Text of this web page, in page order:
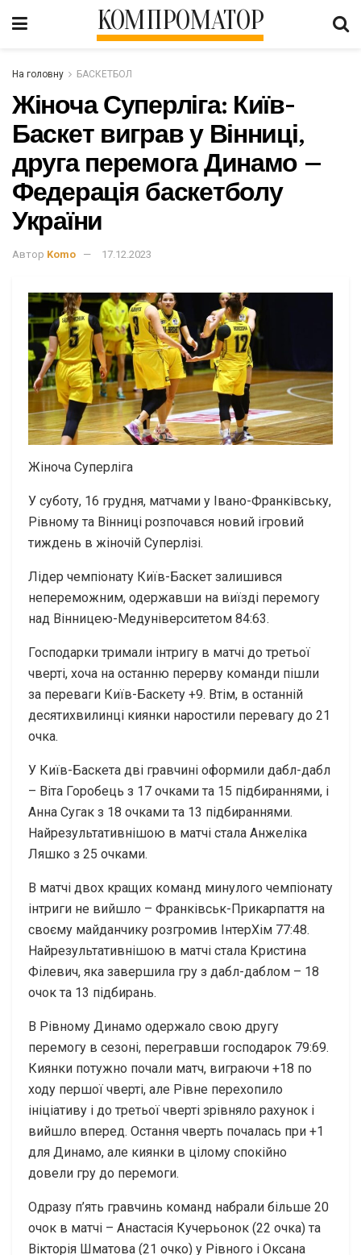
КОМПРОМАТОР
На головну БАСКЕТБОЛ
Жіноча Суперліга: Київ-
Баскет виграв у Вінниці,
друга перемога Динамо –
Федерація баскетболу
України
Автор Komo 17.12.2023
Жіноча Суперліга
У суботу, 16 грудня, матчами у Івано-Франківську,
Рівному та Вінниці розпочався новий ігровий
тиждень в жіночій Суперлізі.
Лідер чемпіонату Київ-Баскет залишився
непереможним, одержавши на виїзді перемогу
над Вінницею-Медуніверситетом 84:63.
Господарки тримали інтригу в матчі до третьої
чверті, хоча на останню перерву команди пішли
за переваги Київ-Баскету +9. Втім, в останній
десятихвилинці киянки наростили перевагу до 21
очка.
У Київ-Баскета дві гравчині оформили дабл-дабл
– Віта Горобець з 17 очками та 15 підбираннями, і
Анна Сугак з 18 очками та 13 підбираннями.
Найрезультативнішою в матчі стала Анжеліка
Ляшко з 25 очками.
В матчі двох кращих команд минулого чемпіонату
інтриги не вийшло – Франківськ-Прикарпаття на
своєму майданчику розгромив ІнтерХім 77:48.
Найрезультативнішою в матчі стала Кристина
Філевич, яка завершила гру з дабл-даблом – 18
очок та 13 підбирань.
В Рівному Динамо одержало свою другу
перемогу в сезоні, перегравши господарок 79:69.
Киянки потужно почали матч, виграючи +18 по
ходу першої чверті, але Рівне перехопило
ініціативу і до третьої чверті зрівняло рахунок і
вийшло вперед. Остання чверть почалась при +1
для Динамо, але киянки в цілому спокійно
довели гру до перемоги.
Одразу п’ять гравчинь команд набрали більше 20
очок в матчі – Анастасія Кучерьонок (22 очка) та
Вікторія Шматова (21 очко) у Рівного і Оксана